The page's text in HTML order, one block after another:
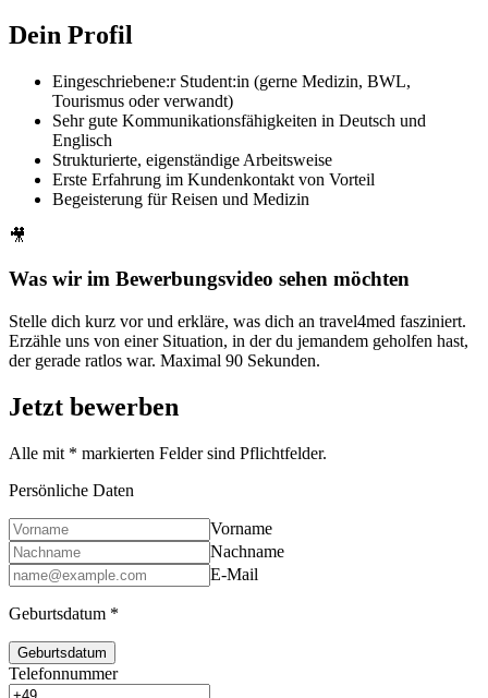
Dein Profil
Eingeschriebene:r Student:in (gerne Medizin, BWL,
Tourismus oder verwandt)
Sehr gute Kommunikationsfähigkeiten in Deutsch und
Englisch
Strukturierte, eigenständige Arbeitsweise
Erste Erfahrung im Kundenkontakt von Vorteil
Begeisterung für Reisen und Medizin
🎥
Was wir im Bewerbungsvideo sehen möchten
Stelle dich kurz vor und erkläre, was dich an travel4med fasziniert.
Erzähle uns von einer Situation, in der du jemandem geholfen hast,
der gerade ratlos war. Maximal 90 Sekunden.
Jetzt bewerben
Alle mit * markierten Felder sind Pflichtfelder.
Persönliche Daten
Vorname
Nachname
E-Mail
Geburtsdatum *
Geburtsdatum
Telefonnummer